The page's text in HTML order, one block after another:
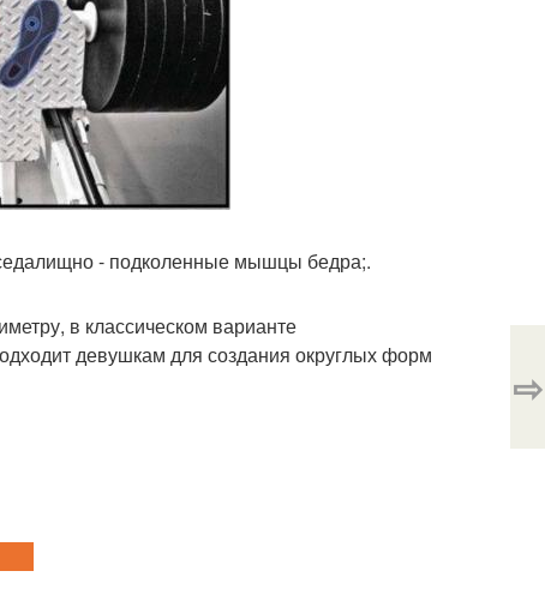
- подколенные мышцы бедра;.
в классическом варианте
девушкам для создания округлых форм
⇨